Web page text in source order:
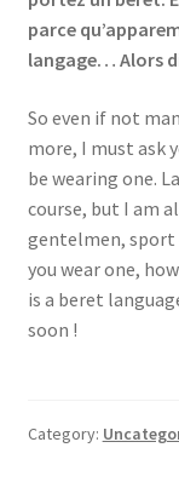
parce
langage… Alors
So even if not
more, I must ask
be wearing one.
course, but I am
gentelmen, sport
you wear one,
is a beret
soon !
Category: